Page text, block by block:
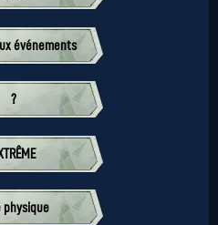
événements
?
physique